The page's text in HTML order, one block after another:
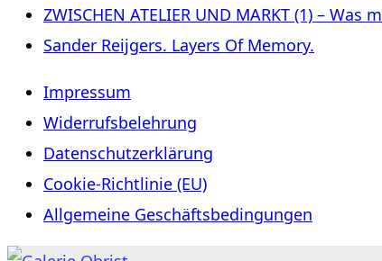
ZWISCHEN ATELIER UND MARKT (1) –
Sander Reijgers. Layers Of Memory.
Impressum
Widerrufsbelehrung
Datenschutzerklärung
Cookie-Richtlinie (EU)
Allgemeine Geschäftsbedingungen